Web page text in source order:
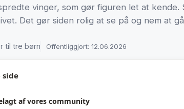
vinger, som gør figuren let at
Det gør siden rolig at se på og nem at
til tre børn Offentliggjort: 12.06.2026
side
af vores community